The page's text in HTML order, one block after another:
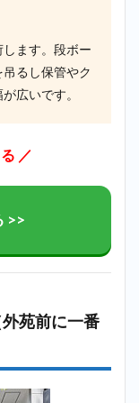
ます。段ボー
るし保管やク
広いです。
／
>>
苑前に一番